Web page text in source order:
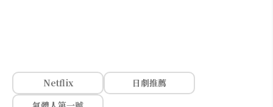
Netflix
日劇推薦